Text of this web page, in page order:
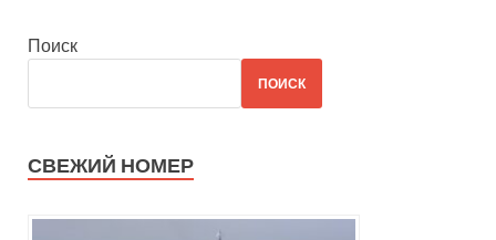
Поиск
ПОИСК
СВЕЖИЙ НОМЕР